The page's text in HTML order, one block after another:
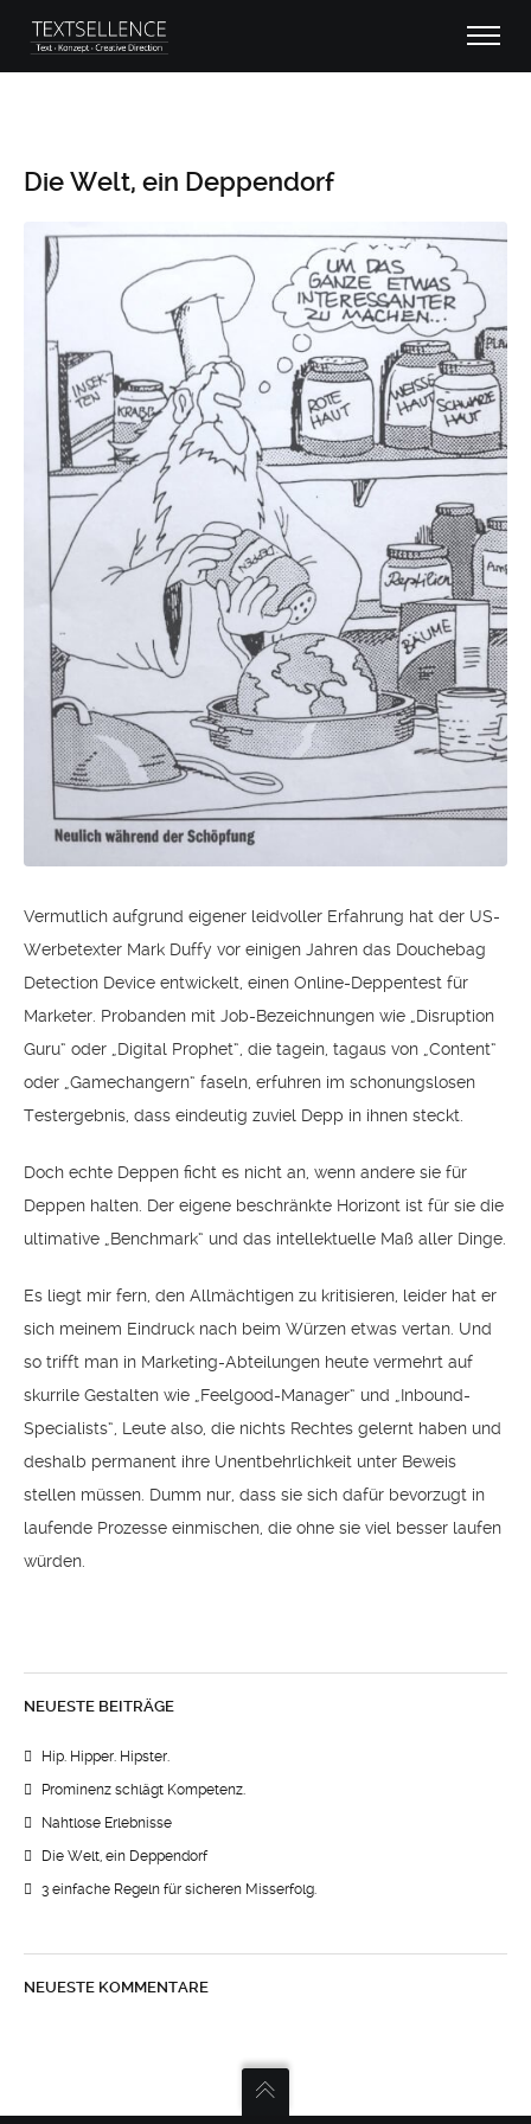
Die Welt, ein Deppendorf
Vermutlich aufgrund eigener leidvoller Erfahrung hat der US-
Werbetexter Mark Duffy vor einigen Jahren das Douchebag
Detection Device entwickelt, einen Online-Deppentest für
Marketer. Probanden mit Job-Bezeichnungen wie „Disruption
Guru“ oder „Digital Prophet“, die tagein, tagaus von „Content“
oder „Gamechangern“ faseln, erfuhren im schonungslosen
Testergebnis, dass eindeutig zuviel Depp in ihnen steckt.
Doch echte Deppen ficht es nicht an, wenn andere sie für
Deppen halten. Der eigene beschränkte Horizont ist für sie die
ultimative „Benchmark“ und das intellektuelle Maß aller Dinge.
Es liegt mir fern, den Allmächtigen zu kritisieren, leider hat er
sich meinem Eindruck nach beim Würzen etwas vertan. Und
so trifft man in Marketing-Abteilungen heute vermehrt auf
skurrile Gestalten wie „Feelgood-Manager“ und „Inbound-
Specialists“, Leute also, die nichts Rechtes gelernt haben und
deshalb permanent ihre Unentbehrlichkeit unter Beweis
stellen müssen. Dumm nur, dass sie sich dafür bevorzugt in
laufende Prozesse einmischen, die ohne sie viel besser laufen
würden.
NEUESTE BEITRÄGE
Hip. Hipper. Hipster.
Prominenz schlägt Kompetenz.
Nahtlose Erlebnisse
Die Welt, ein Deppendorf
3 einfache Regeln für sicheren Misserfolg.
NEUESTE KOMMENTARE